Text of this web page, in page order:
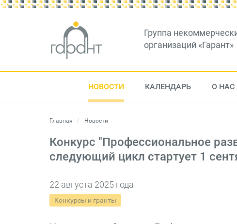
Группа
организаций «Гарант»
НОВОСТИ КАЛЕНДАРЬ О НАС
Главная Новости
Конкурс "Профессиональное
следующий цикл стартует 1
22 августа 2025 года
Конкурсы и гранты